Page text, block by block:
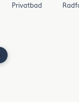
Privatbad